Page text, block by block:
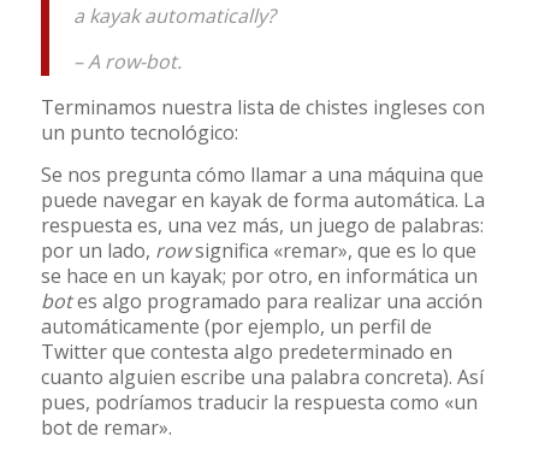
a kayak automatically?
– A row-bot.
Terminamos nuestra lista de chistes ingleses con
un punto tecnológico:
Se nos pregunta cómo llamar a una máquina que
puede navegar en kayak de forma automática. La
respuesta es, una vez más, un juego de palabras:
por un lado, rowsignifica «remar», que es lo que
se hace en un kayak; por otro, en informática un
botes algo programado para realizar una acción
automáticamente (por ejemplo, un perfil de
Twitter que contesta algo predeterminado en
cuanto alguien escribe una palabra concreta). Así
pues, podríamos traducir la respuesta como «un
bot de remar».